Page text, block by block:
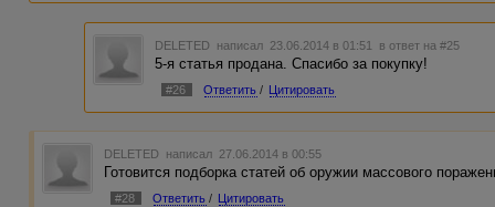
DELETED написал 23.06.2014 в 01:51 в ответ на #25
5-я статья продана. Спасибо за покупку!
#26 Ответить / Цитировать
DELETED написал 27.06.2014 в 00:55
Готовится подборка статей об оружии массового
#28 Ответить / Цитировать